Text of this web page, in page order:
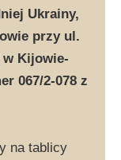
Ukrainy,
przy ul.
w Kijowie-
067/2-078 z
na tablicy